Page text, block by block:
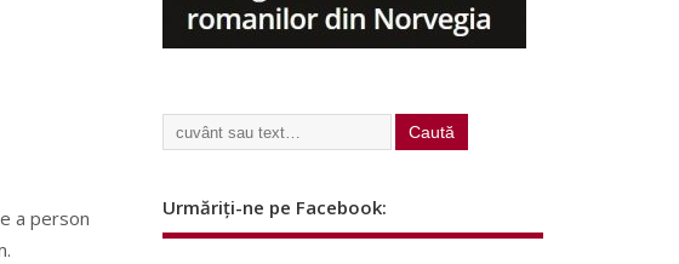
a person
Urmăriți-ne pe Facebook: